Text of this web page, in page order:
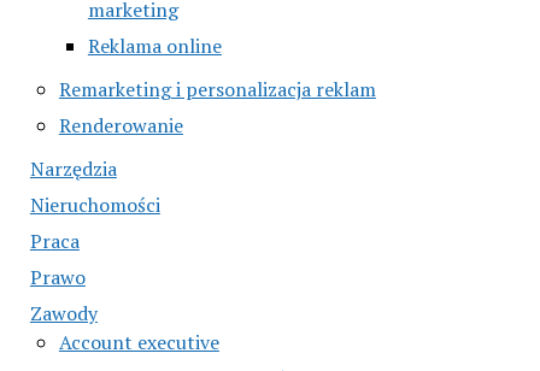
marketing
Reklama online
Remarketing i personalizacja reklam
Renderowanie
Narzędzia
Nieruchomości
Praca
Prawo
Zawody
Account executive